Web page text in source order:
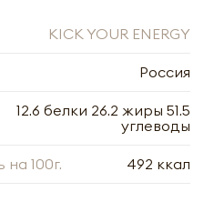
KICK YOUR ENERGY
Россия
12.6 белки 26.2 жиры 51.5
углеводы
100г. 492 ккал